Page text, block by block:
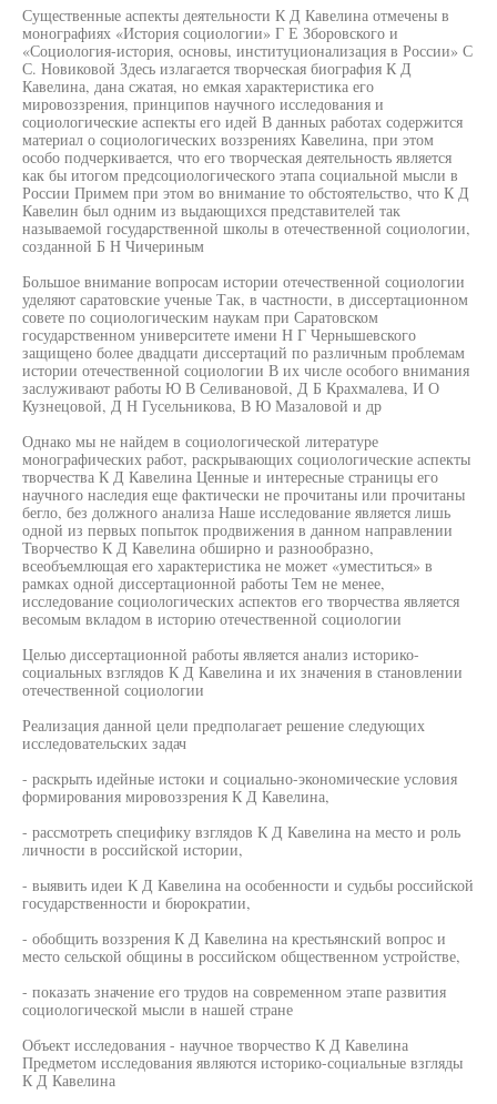
Существенные аспекты деятельности К Д Кавелина отмечены в
монографиях «История социологии» Г Е Зборовского и
«Социология-история, основы, институционализация в России» С
С. Новиковой Здесь излагается творческая биография К Д
Кавелина, дана сжатая, но емкая характеристика его
мировоззрения, принципов научного исследования и
социологические аспекты его идей В данных работах содержится
материал о социологических воззрениях Кавелина, при этом
особо подчеркивается, что его творческая деятельность является
как бы итогом предсоциологического этапа социальной мысли в
России Примем при этом во внимание то обстоятельство, что К Д
Кавелин был одним из выдающихся представителей так
называемой государственной школы в отечественной социологии,
созданной Б Н Чичериным
Большое внимание вопросам истории отечественной социологии
уделяют саратовские ученые Так, в частности, в диссертационном
совете по социологическим наукам при Саратовском
государственном университете имени Н Г Чернышевского
защищено более двадцати диссертаций по различным проблемам
истории отечественной социологии В их числе особого внимания
заслуживают работы Ю В Селивановой, Д Б Крахмалева, И О
Кузнецовой, Д Н Гусельникова, В Ю Мазаловой и др
Однако мы не найдем в социологической литературе
монографических работ, раскрывающих социологические аспекты
творчества К Д Кавелина Ценные и интересные страницы его
научного наследия еще фактически не прочитаны или прочитаны
бегло, без должного анализа Наше исследование является лишь
одной из первых попыток продвижения в данном направлении
Творчество К Д Кавелина обширно и разнообразно,
всеобъемлющая его характеристика не может «уместиться» в
рамках одной диссертационной работы Тем не менее,
исследование социологических аспектов его творчества является
весомым вкладом в историю отечественной социологии
Целью диссертационной работы является анализ историко-
социальных взглядов К Д Кавелина и их значения в становлении
отечественной социологии
Реализация данной цели предполагает решение следующих
исследовательских задач
- раскрыть идейные истоки и социально-экономические условия
формирования мировоззрения К Д Кавелина,
- рассмотреть специфику взглядов К Д Кавелина на место и роль
личности в российской истории,
- выявить идеи К Д Кавелина на особенности и судьбы российской
государственности и бюрократии,
- обобщить воззрения К Д Кавелина на крестьянский вопрос и
место сельской общины в российском общественном устройстве,
- показать значение его трудов на современном этапе развития
социологической мысли в нашей стране
Объект исследования - научное творчество К Д Кавелина
Предметом исследования являются историко-социальные взгляды
К Д Кавелина